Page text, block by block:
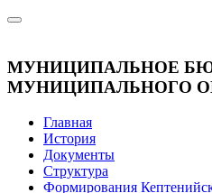
МУНИЦИПАЛЬНОЕ
МУНИЦИПАЛЬНОГО
Главная
История
Документы
Структура
Формирования